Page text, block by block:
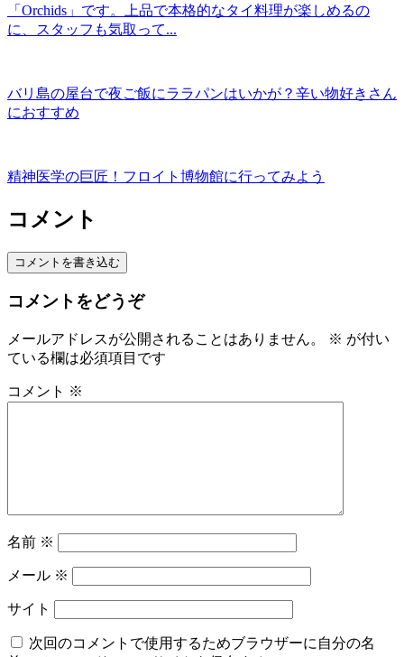
「Orchids」です。上品で本格的なタイ料理が楽しめるの
に、スタッフも気取って...
バリ島の屋台で夜ご飯にララパンはいかが？辛い物好きさん
におすすめ
精神医学の巨匠！フロイト博物館に行ってみよう
コメント
コメントを書き込む
コメントをどうぞ
メールアドレスが公開されることはありません。 ※ が付い
ている欄は必須項目です
コメント ※
名前 ※
メール ※
サイト
次回のコメントで使用するためブラウザーに自分の名